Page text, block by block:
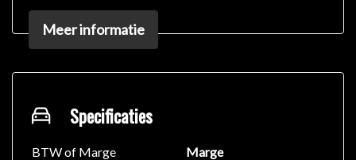
Meer informatie
Specificaties
BTW of Marge
Marge